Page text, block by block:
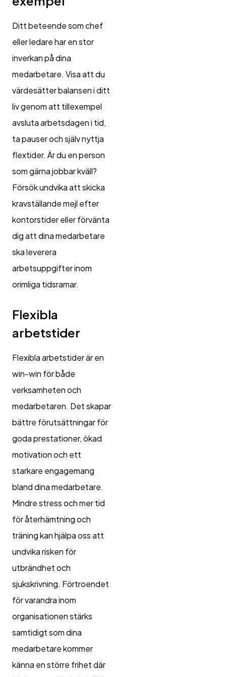
Ditt beteende som chef
eller ledare har en stor
inverkan på dina
medarbetare. Visa att du
värdesätter balansen i ditt
liv genom att tillexempel
avsluta arbetsdagen i tid,
ta pauser och själv nyttja
flextider. Är du en person
som gärna jobbar kväll?
Försök undvika att skicka
kravställande mejl efter
kontorstider eller förvänta
dig att dina medarbetare
ska leverera
arbetsuppgifter inom
orimliga tidsramar.
Flexibla
arbetstider
Flexibla arbetstider är en
win-win för både
verksamheten och
medarbetaren. Det skapar
bättre förutsättningar för
goda prestationer, ökad
motivation och ett
starkare engagemang
bland dina medarbetare.
Mindre stress och mer tid
för återhämtning och
träning kan hjälpa oss att
undvika risken för
utbrändhet och
sjukskrivning. Förtroendet
för varandra inom
organisationen stärks
samtidigt som dina
medarbetare kommer
känna en större frihet där